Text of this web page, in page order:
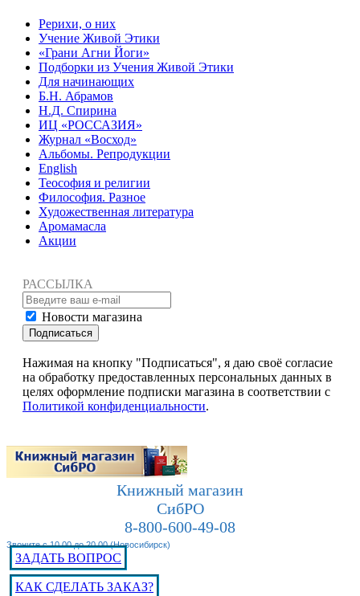
Рерихи, о них
Учение Живой Этики
«Грани Агни Йоги»
Подборки из Учения Живой Этики
Для начинающих
Б.Н. Абрамов
Н.Д. Спирина
ИЦ «РОССАЗИЯ»
Журнал «Восход»
Альбомы. Репродукции
English
Теософия и религии
Философия. Разное
Художественная литература
Аромамасла
Акции
РАССЫЛКА
Новости магазина
Подписаться
Нажимая на кнопку "Подписаться", я даю своё согласие
на обработку предоставленных персональных данных в
целях оформление подписки магазина в соответствии с
Политикой конфиденциальности.
Книжный магазин
СибРО
8-800-600-49-08
Звоните с 10.00 до 20.00 (Новосибирск)
ЗАДАТЬ ВОПРОС
КАК СДЕЛАТЬ ЗАКАЗ?